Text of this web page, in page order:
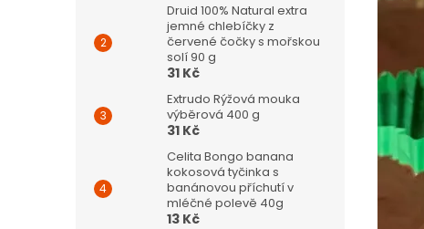
Druid 100% Natural extra
jemné chlebíčky z
červené čočky s mořskou
solí 90 g
31 Kč
Extrudo Rýžová mouka
výběrová 400 g
31 Kč
Celita Bongo banana
kokosová tyčinka s
banánovou příchutí v
mléčné polevě 40g
13 Kč